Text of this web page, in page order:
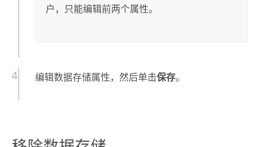
户，只能编辑前两个属性。
编辑数据存储属性，然后单击保存。